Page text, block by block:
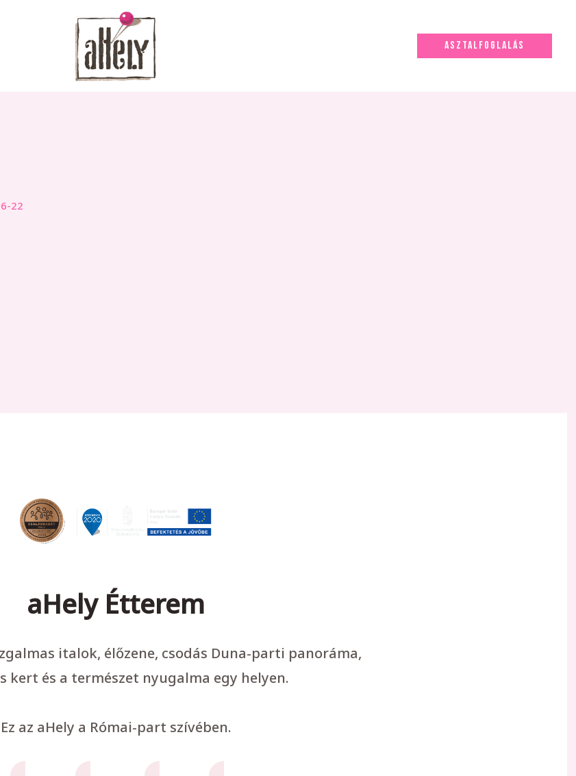
ASZTALFOGLALÁS
22
aHely Étterem
italok, élőzene, csodás Duna-parti panoráma,
kert és a természet nyugalma egy helyen.
Ez az aHely a Római-part szívében.